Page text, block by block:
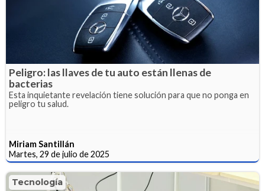
Peligro: las llaves de tu auto están llenas de
bacterias
Esta inquietante revelación tiene solución para que no ponga en
peligro tu salud.
Miriam Santillán
Martes, 29 de julio de 2025
Tecnología